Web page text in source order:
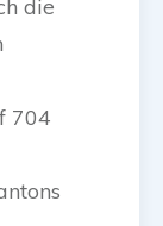
die
704